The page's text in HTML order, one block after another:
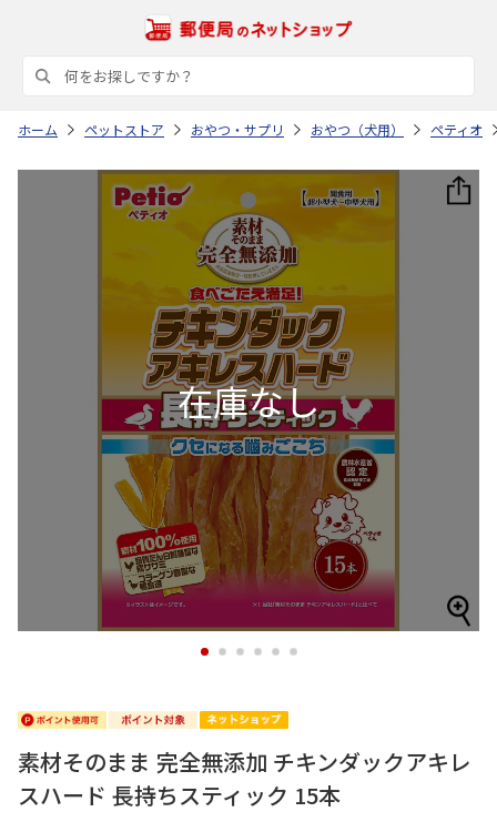
ホーム ペットストア おやつ・サプリ おやつ（犬用） ペティオ
1 2 3 4 5 6
素材そのまま 完全無添加 チキンダックアキレ
スハード 長持ちスティック 15本